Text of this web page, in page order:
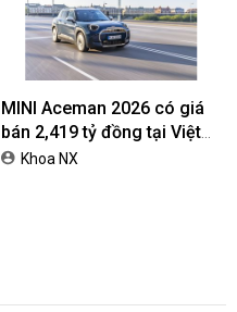
MINI Aceman 2026 có giá
bán 2,419 tỷ đồng tại Việt
NamKhoa NX